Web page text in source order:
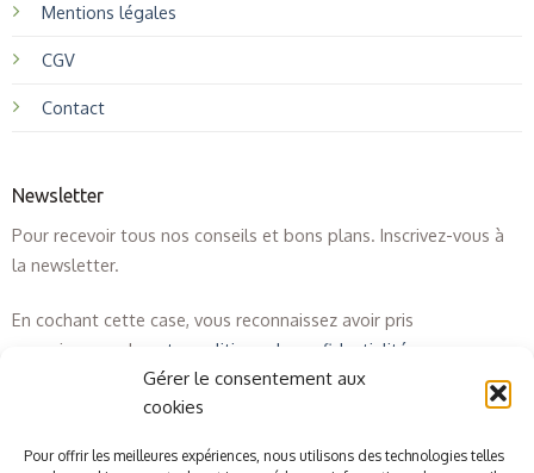
Gérer le consentement aux
cookies
Pour offrir les meilleures expériences, nous utilisons des technologies telles
Mentions légales
CGV
Contact
Newsletter
Pour recevoir tous nos conseils et bons plans. Inscrivez-vous à
la newsletter.
En cochant cette case, vous reconnaissez avoir pris
connaissance de
notre politique de confidentialité